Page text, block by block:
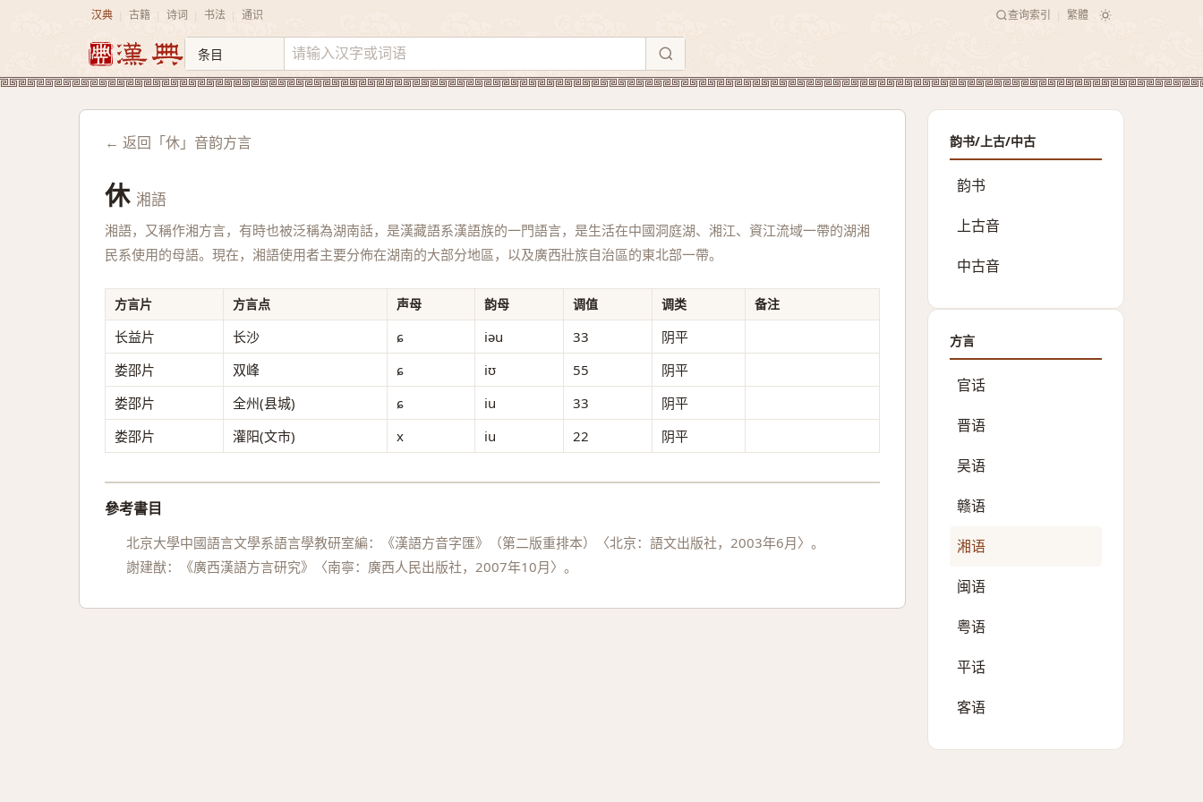
汉典 古籍 诗词 书法 通识 查询索引 繁體
← 返回「休」音韵方言
休 湘語
湘語，又稱作湘方言，有時也被泛稱為湖南話，是漢藏語系漢語族的一門語言，是生活在中國洞庭湖、湘江、資江流域一帶的湖湘
民系使用的母語。現在，湘語使用者主要分佈在湖南的大部分地區，以及廣西壯族自治區的東北部一帶。
方言片 方言点 声母 韵母 调值 调类 备注
长益片 长沙 ɕ iəu 33
阴平
娄邵片
双峰 ɕ iʊ 55
阴平
娄邵片
全州(县城) ɕ iu 33
阴平
娄邵片
灌阳(文市) x iu 22 阴平
參考書目
北京大學中國語言文學系語言學教研室編：《漢語方音字匯》（第二版重排本）〈北京：語文出版社，2003年6月〉。
謝建猷：《廣西漢語方言研究》〈南寧：廣西人民出版社，2007年10月〉。
韵书/上古/中古
韵书
上古音
中古音
方言
官话
晋语
吴语
赣语
湘语
闽语
粤语
平话
客语